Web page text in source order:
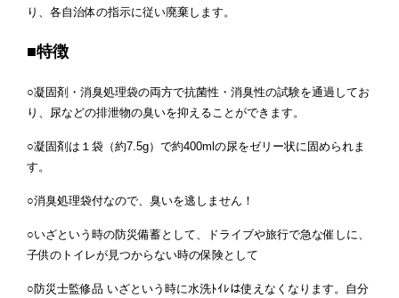
り、各自治体の指示に従い廃棄します。
■特徴
○凝固剤・消臭処理袋の両方で抗菌性・消臭性の試験を通過してお
り、尿などの排泄物の臭いを抑えることができます。
○凝固剤は１袋（約7.5g）で約400mlの尿をゼリー状に固められま
す。
○消臭処理袋付なので、臭いを逃しません！
○いざという時の防災備蓄として、ドライブや旅行で急な催しに、
子供のトイレが見つからない時の保険として
○防災士監修品 いざという時に水洗ﾄｲﾚは使えなくなります。自分